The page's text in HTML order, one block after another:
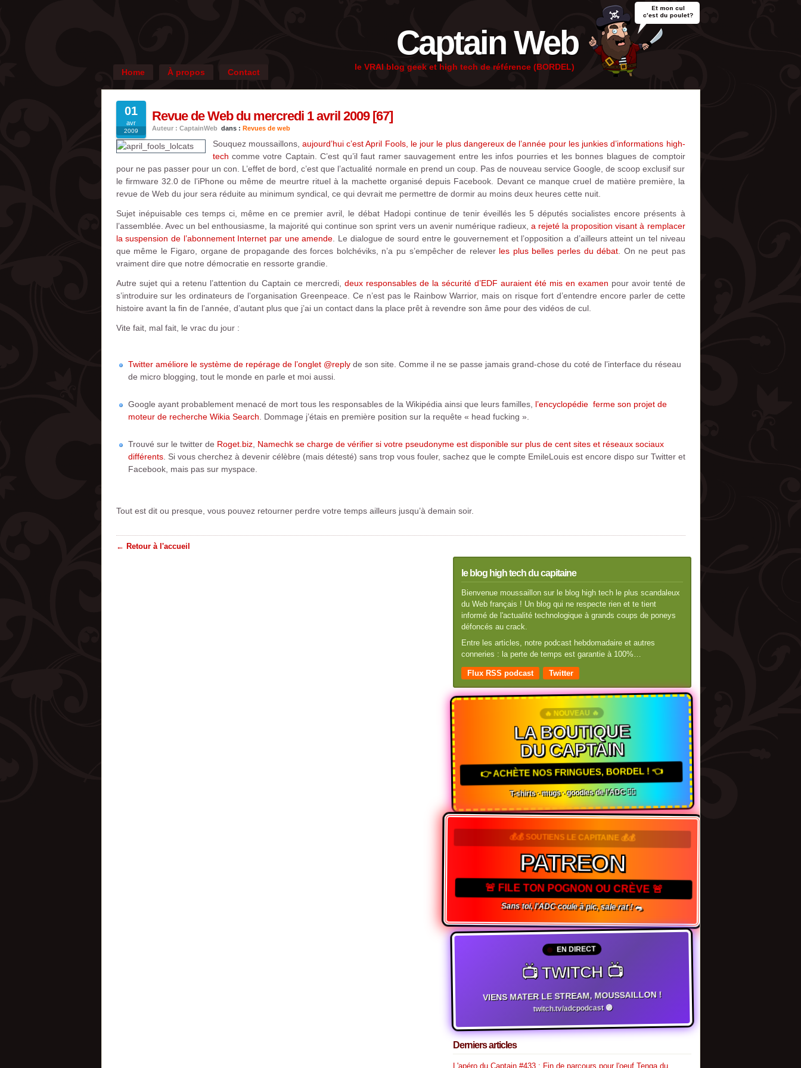
Captain Web
le VRAI blog geek et high tech de référence (BORDEL)
Home À propos Contact
01
avr
2009
Revue de Web du mercredi 1 avril 2009 [67]
Auteur : CaptainWeb dans : Revues de web
Souquez moussaillons, aujourd’hui c’est April Fools, le jour le plus dangereux de l’année pour les junkies d’informations high-
tech comme votre Captain. C’est qu’il faut ramer sauvagement entre les infos pourries et les bonnes blagues de comptoir
pour ne pas passer pour un con. L’effet de bord, c’est que l’actualité normale en prend un coup. Pas de nouveau service Google, de scoop exclusif sur
le firmware 32.0 de l’iPhone ou même de meurtre rituel à la machette organisé depuis Facebook. Devant ce manque cruel de matière première, la
revue de Web du jour sera réduite au minimum syndical, ce qui devrait me permettre de dormir au moins deux heures cette nuit.
Sujet inépuisable ces temps ci, même en ce premier avril, le débat Hadopi continue de tenir éveillés les 5 députés socialistes encore présents à
l’assemblée. Avec un bel enthousiasme, la majorité qui continue son sprint vers un avenir numérique radieux, a rejeté la proposition visant à remplacer
la suspension de l’abonnement Internet par une amende . Le dialogue de sourd entre le gouvernement et l’opposition a d’ailleurs atteint un tel niveau
que même le Figaro, organe de propagande des forces bolchéviks, n’a pu s’empêcher de releverles plus belles perles du débat . On ne peut pas
vraiment dire que notre démocratie en ressorte grandie.
Autre sujet qui a retenu l’attention du Captain ce mercredi, deux responsables de la sécurité d’EDF auraient été mis en examen pour avoir tenté de
s’introduire sur les ordinateurs de l’organisation Greenpeace. Ce n’est pas le Rainbow Warrior, mais on risque fort d’entendre encore parler de cette
histoire avant la fin de l’année, d’autant plus que j’ai un contact dans la place prêt à revendre son âme pour des vidéos de cul.
Vite fait, mal fait, le vrac du jour :
Twitter améliore le système de repérage de l’onglet @replyde son site. Comme il ne se passe jamais grand-chose du coté de l’interface du réseau
de micro blogging, tout le monde en parle et moi aussi.
Google ayant probablement menacé de mort tous les responsables de la Wikipédia ainsi que leurs familles, l’encyclopédie ferme son projet de
moteur de recherche Wikia Search . Dommage j’étais en première position sur la requête « head fucking ».
Trouvé sur le twitter de Roget.biz, Namechk se charge de vérifier si votre pseudonyme est disponible sur plus de cent sites et réseaux sociaux
différents. Si vous cherchez à devenir célèbre (mais détesté) sans trop vous fouler, sachez que le compte EmileLouis est encore dispo sur Twitter et
Facebook, mais pas sur myspace.
Tout est dit ou presque, vous pouvez retourner perdre votre temps ailleurs jusqu’à demain soir.
← Retour à l'accueil
le blog high tech du capitaine
Bienvenue moussaillon sur le blog high tech le plus scandaleux
du Web français ! Un blog qui ne respecte rien et te tient
informé de l'actualité technologique à grands coups de poneys
défoncés au crack.
Entre les articles, notre podcast hebdomadaire et autres
conneries : la perte de temps est garantie à 100%…
Flux RSS podcast Twitter
🔥 NOUVEAU 🔥
LA BOUTIQUE
DU CAPTAIN
👉 ACHÈTE NOS FRINGUES, BORDEL ! 👈
T-shirts · mugs · goodies de l'ADC 🏴‍☠️
💰💰 SOUTIENS LE CAPITAINE 💰💰
PATREON
🚨 FILE TON POGNON OU CRÈVE 🚨
Sans toi, l'ADC coule à pic, sale rat ! 🐀
EN DIRECT
📺 TWITCH 📺
VIENS MATER LE STREAM, MOUSSAILLON !
twitch.tv/adcpodcast 🟣
Derniers articles
L'apéro du Captain #433 : Fin de parcours pour l'oeuf Tenga du